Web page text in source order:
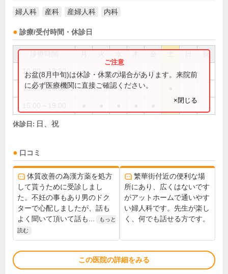
婦人科 産科 産婦人科 内科
診療/受付時間・休診日
祝
10:00～13:30 ● ● ● ● ●
10:00～14:00
お盆(8月中旬)は休診・休業の場合があります。来院前
に必ず医療機関に直接ご確認ください。
×閉じる
休診日: 日、祝
口コミ
体質改善の為漢方薬を処方
して貰うために受診しまし
た。不妊の事もあり男のドク
ターで心配しましたが、話も
よく聞いて頂いて話も...
もっと
読む
繁華街付近の便利な場
所にあり、広くはないです
がアットホームで通いやす
い婦人科です。先生が楽し
く、何でも話せる方です。
この医院の詳細をみる